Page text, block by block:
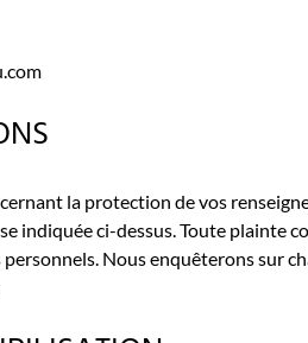
la protection de vos
indiquée ci-dessus. Toute
Nous enquêterons sur